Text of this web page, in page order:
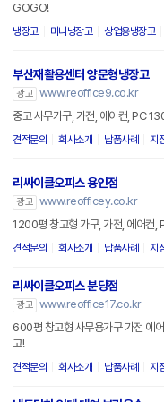
GOGO!
냉장고 미니냉장고 상업용냉장고
부산재활용센터 양문형냉장고
광고 www.reoffice9.co.kr
중고 사무가구, 가전, 에어컨, PC
견적문의 회사소개 납품사례 지
리싸이클오피스 용인점
광고 www.reofficey.co.kr
1200평 창고형 가구, 가전, 에어컨,
견적문의 회사소개 납품사례 지
리싸이클오피스 분당점
광고 www.reoffice17.co.kr
600평 창고형 사무용가구 가전 에
고!
견적문의 회사소개 납품사례 지